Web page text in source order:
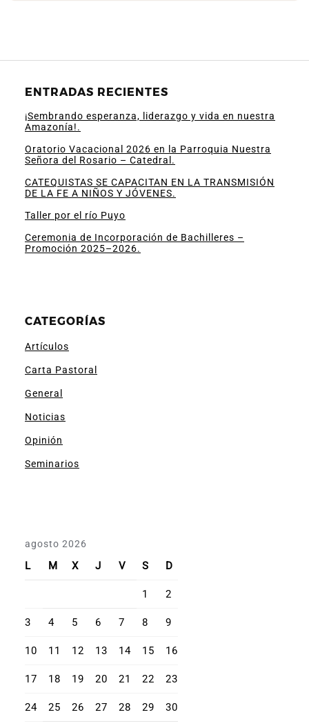
ENTRADAS RECIENTES
¡Sembrando esperanza, liderazgo y vida en nuestra
Amazonía!.
Oratorio Vacacional 2026 en la Parroquia Nuestra
Señora del Rosario – Catedral.
CATEQUISTAS SE CAPACITAN EN LA TRANSMISIÓN
DE LA FE A NIÑOS Y JÓVENES.
Taller por el río Puyo
Ceremonia de Incorporación de Bachilleres –
Promoción 2025–2026.
CATEGORÍAS
Artículos
Carta Pastoral
General
Noticias
Opinión
Seminarios
agosto 2026
L M X J V S D
1 2
3 4 5 6 7 8 9
10 11 12 13 14 15 16
17 18 19 20 21 22 23
24 25 26 27 28 29 30